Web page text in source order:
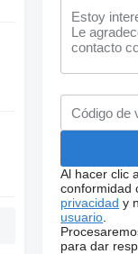
Al hacer clic
conformidad
privacidad y
usuario
para dar